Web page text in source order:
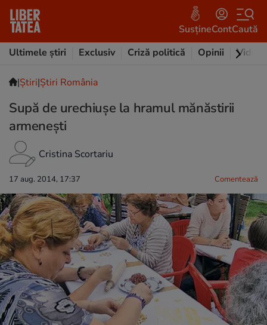
SusțineContCaută
Ultimele știri
Exclusiv Criză politică Opinii Video
|Ştiri|Știri România
Supă de urechiuşe la hramul mănăstirii
armeneşti
Cristina Scortariu
17 aug. 2014, 17:37 Comentează